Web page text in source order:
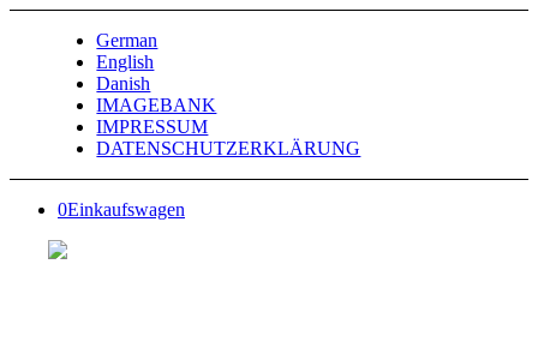
German
English
Danish
IMAGEBANK
IMPRESSUM
DATENSCHUTZERKLÄRUNG
0Einkaufswagen